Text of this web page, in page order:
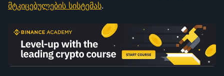
მტკიცებულების სისტემას.